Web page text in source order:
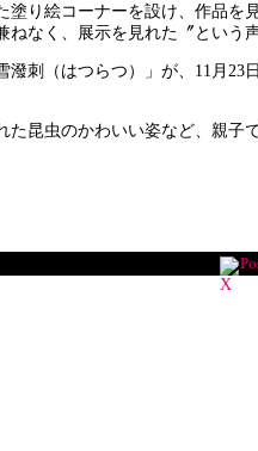
り絵コーナーを設け、作品
なく、展示を見れた〞とい
刺（はつらつ）」が、11月
昆虫のかわいい姿など、親